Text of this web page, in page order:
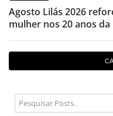
Agosto Lilás 2026
mulher nos 20 anos